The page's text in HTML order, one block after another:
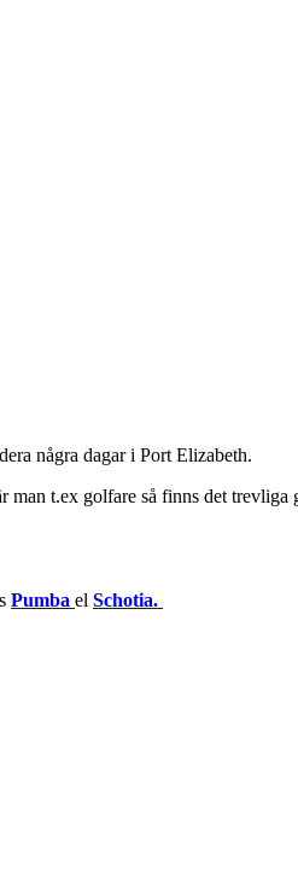
några dagar i Port Elizabeth.
man t.ex golfare så finns det trevliga
Pumba el Schotia.